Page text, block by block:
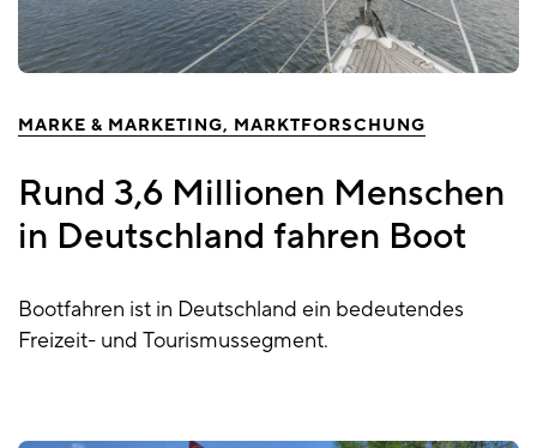
MARKE & MARKETING MARKTFORSCHUNG
Rund 3,6 Millionen Menschen
in Deutschland fahren Boot
Bootfahren ist in Deutschland ein bedeutendes
Freizeit- und Tourismussegment.